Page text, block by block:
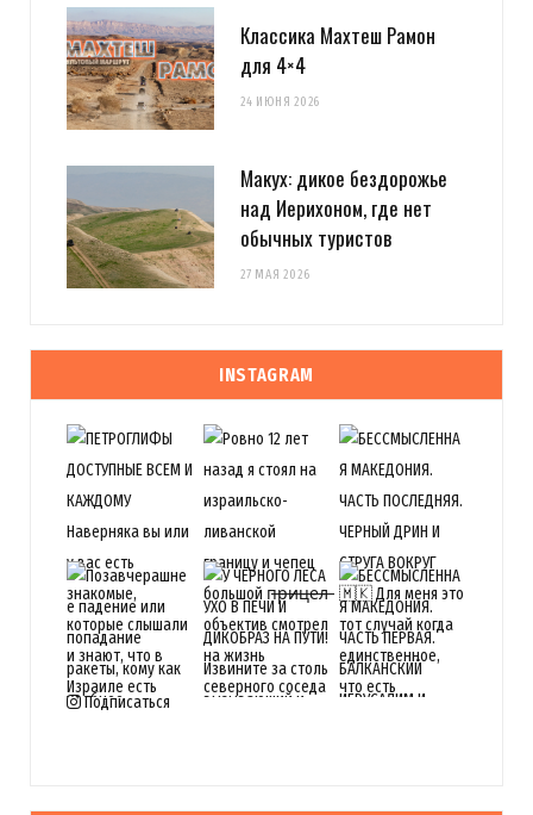
Классика Махтеш Рамон
для 4×4
24 ИЮНЯ 2026
Макух: дикое бездорожье
над Иерихоном, где нет
обычных туристов
27 МАЯ 2026
INSTAGRAM
Подписаться